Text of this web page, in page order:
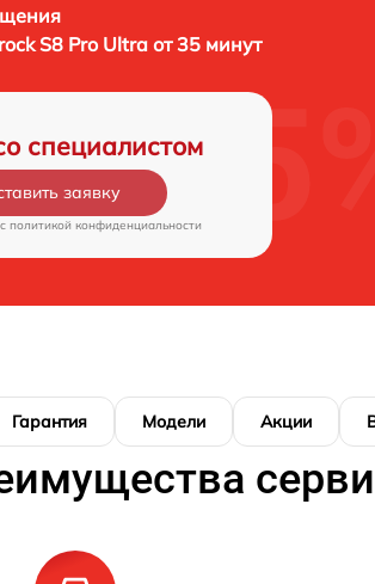
S8 Pro Ultra от 35 минут
специалистом
заявку
политикой конфиденциальности
Гарантия Модели Акции